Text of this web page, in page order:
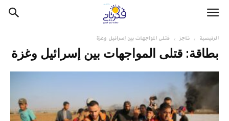
الرئيسية تاجز قتلى المواجهات بين إسرائيل وغزة
بطاقة: قتلى المواجهات بين إسرائيل وغزة